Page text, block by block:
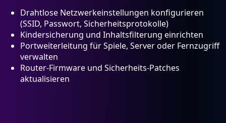
Drahtlose Netzwerkeinstellungen konfigurieren
(SSID, Passwort, Sicherheitsprotokolle)
Kindersicherung und Inhaltsfilterung einrichten
Portweiterleitung für Spiele, Server oder Fernzugriff
verwalten
Router-Firmware und Sicherheits-Patches
aktualisieren